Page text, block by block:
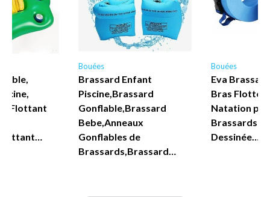
Flottant
Bouées
Brassard Enfant
Piscine,Brassard
Gonflable,Brassard
Bebe,Anneaux
Gonflables de
Brassards,Brassard…
Bouées
Eva
Bras
Natation
Brassards
Dessinée…